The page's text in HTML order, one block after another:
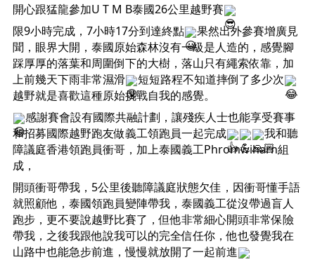
開心跟猛龍參加U T M B泰國26公里越野賽
限9小時完成，7小時17分到達終點
果然出外參賽增廣見
聞，眼界大開，泰國原始森林沒有一級是人造的，感覺腳
踩厚厚的落葉和周圍倒下的大樹，落山只有繩索依靠，加
上前幾天下雨非常濕滑
短短路程不知道摔倒了多少次
越野就是喜歡這種原始挑戰自我的感覺。
感謝賽會設有國際共融計劃，讓殘疾人士也能享受賽事
和招募國際越野跑友做義工領跑員一起完成
我和聽
障議庭香港領跑員衝哥，加上泰國義工Phromwiharn組
成，
開頭衝哥帶我，5公里後聽障議庭狀態欠佳，因衝哥懂手語
就照顧他，泰國領跑員變陣帶我，泰國義工從沒帶過盲人
跑步，更不要說越野比賽了，但他非常細心開頭非常保險
帶我，之後我跟他說我可以的完全信任你，他也發覺我在
山路中也能急步前進，慢慢就放開了一起前進